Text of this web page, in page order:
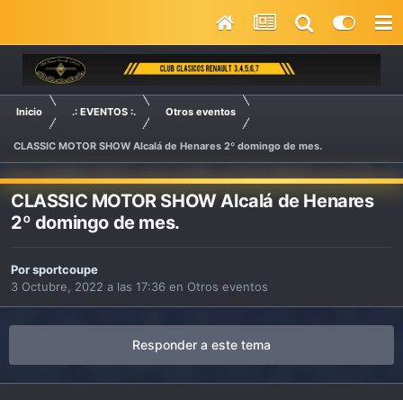
Inicio .: EVENTOS :. Otros eventos
CLASSIC MOTOR SHOW Alcalá de Henares 2º domingo de mes.
CLASSIC MOTOR SHOW Alcalá de Henares
2º domingo de mes.
Porsportcoupe
3 Octubre, 2022 a las 17:36 en Otros eventos
Responder a este tema